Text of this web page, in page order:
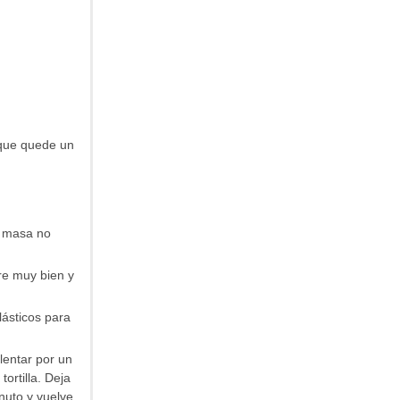
quede un
no
muy bien y
para
por un
Deja
y vuelve